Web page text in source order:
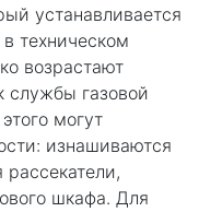
устанавливается
техническом
возрастают
службы газовой
могут
изнашиваются
шкафа. Для